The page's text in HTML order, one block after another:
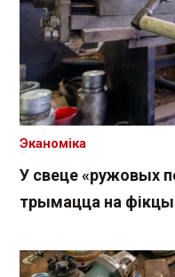
У свеце «ружовых
трымацца на
Эканоміка